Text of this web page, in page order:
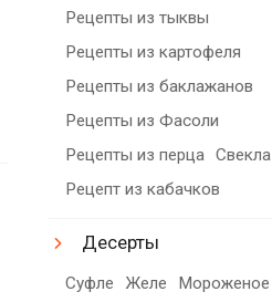
Рецепты из тыквы
Рецепты из картофеля
Рецепты из баклажанов
Рецепты из Фасоли
Рецепты из перца Свекла
Рецепт из кабачков
Десерты
Суфле Желе Мороженое